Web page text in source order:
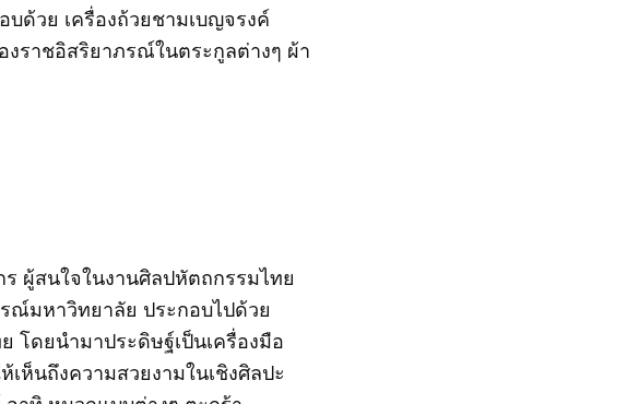
ด้วย เครื่องถ้วยชามเบญจรงค์
องราชอิสริยาภรณ์ในตระกูลต่างๆ ผ้า
ผู้สนใจในงานศิลปหัตถกรรมไทย
ณ์มหาวิทยาลัย ประกอบไปด้วย
โดยนำมาประดิษฐ์เป็นเครื่องมือ
ห็นถึงความสวยงามในเชิงศิลปะ